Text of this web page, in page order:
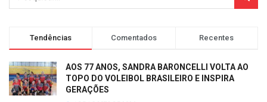
Tendências Comentados Recentes
AOS 77 ANOS, SANDRA BARONCELLI VOLTA AO
TOPO DO VOLEIBOL BRASILEIRO E INSPIRA
GERAÇÕES